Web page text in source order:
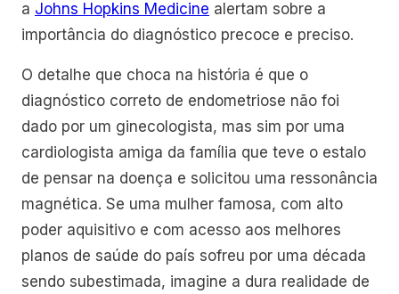
a Johns Hopkins Medicine alertam sobre a
importância do diagnóstico precoce e preciso.
O detalhe que choca na história é que o
diagnóstico correto de endometriose não foi
dado por um ginecologista, mas sim por uma
cardiologista amiga da família que teve o estalo
de pensar na doença e solicitou uma ressonância
magnética. Se uma mulher famosa, com alto
poder aquisitivo e com acesso aos melhores
planos de saúde do país sofreu por uma década
sendo subestimada, imagine a dura realidade de